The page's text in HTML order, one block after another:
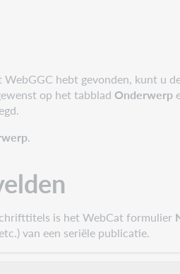
hebt gevonden, kunt u
op het tabblad Onderwerp
.
is het WebCat formulier
van een seriële publicatie.